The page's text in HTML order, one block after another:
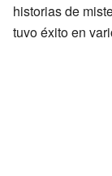
historias de
tuvo éxito en